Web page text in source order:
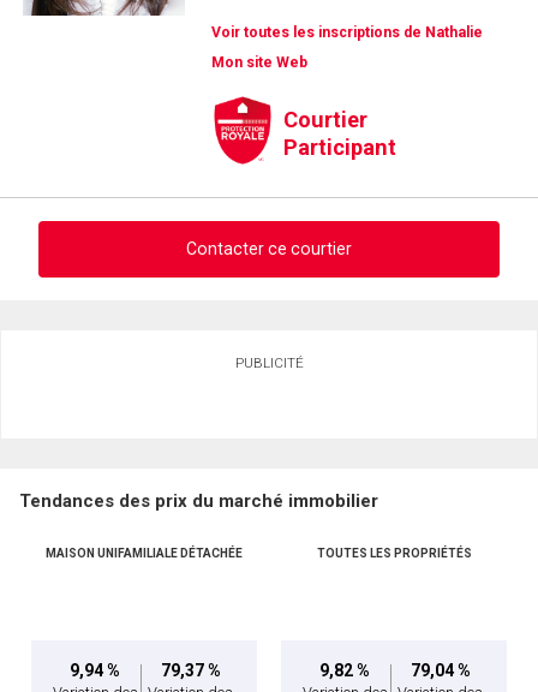
Voir toutes les inscriptions de Nathalie
Mon site Web
Courtier
Participant
Contacter ce courtier
Téléphone
PUBLICITÉ
Tendances des prix du marché immobilier
MAISON UNIFAMILIALE DÉTACHÉE
9,94 % 79,37 %
TOUTES LES PROPRIÉTÉS
9,82 % 79,04 %